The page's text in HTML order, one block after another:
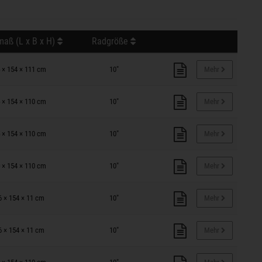
(L x B x H) Radgröße
× 154 × 111 cm 10"
× 154 × 110 cm 10"
× 154 × 110 cm 10"
× 154 × 110 cm 10"
× 154 × 11 cm 10"
× 154 × 11 cm 10"